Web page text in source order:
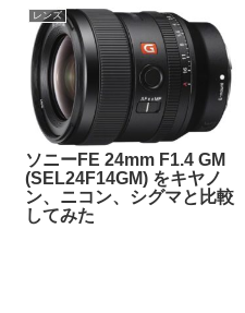
レンズ
ソニーFE 24mm F1.4 GM
(SEL24F14GM) をキヤノ
ン、ニコン、シグマと比較
してみた